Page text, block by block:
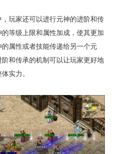
玩家还可以进行元神的进阶和传
等级上限和属性加成，使其更加
属性或者技能传递给另一个元
和传承的机制可以让玩家更好地
实力。